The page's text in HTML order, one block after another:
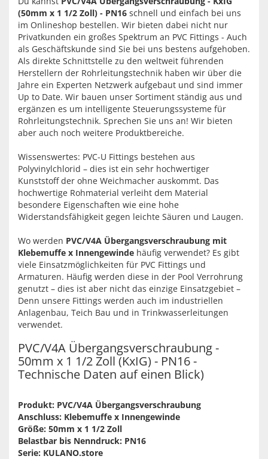
(50mm x 1 1/2 Zoll) - PN16 schnell und einfach bei uns
im Onlineshop bestellen. Wir bieten dabei nicht nur
Privatkunden ein großes Spektrum an PVC Fittings - Auch
als Geschäftskunde sind Sie bei uns bestens aufgehoben.
Als direkte Schnittstelle zu den weltweit führenden
Herstellern der Rohrleitungstechnik haben wir über die
Jahre ein Experten Netzwerk aufgebaut und sind immer
Up to Date. Wir bauen unser Sortiment ständig aus und
ergänzen es um intelligente Steuerungssysteme für
Rohrleitungstechnik. Sprechen Sie uns an! Wir bieten
aber auch noch weitere Produktbereiche.
Wissenswertes: PVC-U Fittings bestehen aus
Polyvinylchlorid – dies ist ein sehr hochwertiger
Kunststoff der ohne Weichmacher auskommt. Das
hochwertige Rohmaterial verleiht dem Material
besondere Eigenschaften wie eine hohe
Widerstandsfähigkeit gegen leichte Säuren und Laugen.
Wo werden PVC/V4A Übergangsverschraubung mit
Klebemuffe x Innengewinde häufig verwendet? Es gibt
viele Einsatzmöglichkeiten für PVC Fittings und
Armaturen. Häufig werden diese in der Pool Verrohrung
genutzt – dies ist aber nicht das einzige Einsatzgebiet –
Denn unsere Fittings werden auch im industriellen
Anlagenbau, Teich Bau und in Trinkwasserleitungen
verwendet.
PVC/V4A Übergangsverschraubung -
50mm x 1 1/2 Zoll (KxIG) - PN16 -
Technische Daten auf einen Blick)
Produkt: PVC/V4A Übergangsverschraubung
Anschluss: Klebemuffe x Innengewinde
Größe: 50mm x 1 1/2 Zoll
Belastbar bis Nenndruck: PN16
Serie: KULANO.store